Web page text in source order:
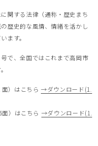
関する法律（通称・歴史まち
歴史的な風情、情緒を活かし
ます。
で、全国ではこれまで高岡市
）はこちら→ダウンロード(1.
）はこちら →ダウンロード(1.